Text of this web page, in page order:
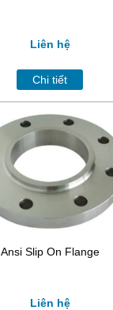
Liên hệ
Chi tiết
Ansi Slip On Flange
Liên hệ